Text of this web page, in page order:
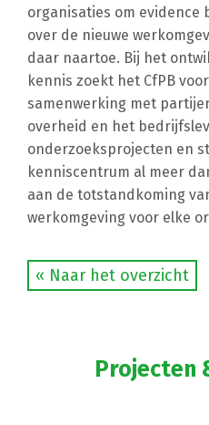
organisaties om evidence
over de nieuwe
daar naartoe. Bij het
kennis zoekt het CfPB
samenwerking met
overheid en het
onderzoeksprojecten en
kenniscentrum al meer
aan de totstandkoming
werkomgeving voor elke
« Naar het overzicht
Projecten